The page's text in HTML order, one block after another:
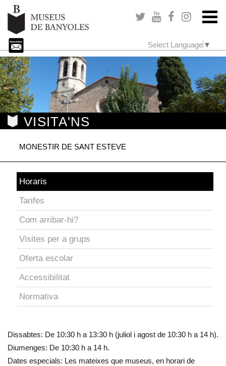
Select Language ▼
VISITA'NS
MONESTIR DE SANT ESTEVE
Horaris
Tarifes
Com arribar-hi?
Visites per a grups
Oferta escolar
Accessibilitat
Normativa
Dissabtes: De 10:30 h a 13:30 h (juliol i agost de 10:30 h a 14 h).
Diumenges: De 10:30 h a 14 h.
Dates especials: Les mateixes que museus, en horari de